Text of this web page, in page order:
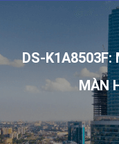
DS-K1A8503F:
MÀN